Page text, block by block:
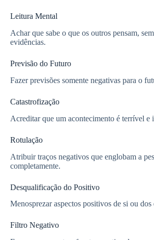
Leitura Mental
Achar que sabe o que os outros pensam,
evidências.
Previsão do Futuro
Fazer previsões somente negativas para o
Catastrofização
Acreditar que um acontecimento é terrível e
Rotulação
Atribuir traços negativos que englobam a
completamente.
Desqualificação do Positivo
Menosprezar aspectos positivos de si ou dos
Filtro Negativo